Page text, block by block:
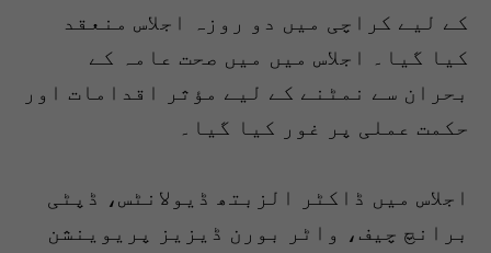
کے لیے کراچی میں دو روزہ اجلاس منعقد
کیا گیا۔ اجلاس میں میں صحت عامہ کے
بحران سے نمٹنے کے لیے مؤثر اقدامات اور
حکمت عملی پر غور کیا گیا۔
اجلاس میں ڈاکٹر الزبتھ ڈیولانٹس، ڈپٹی
برانچ چیف، واٹر بورن ڈیزیز پریوینشن